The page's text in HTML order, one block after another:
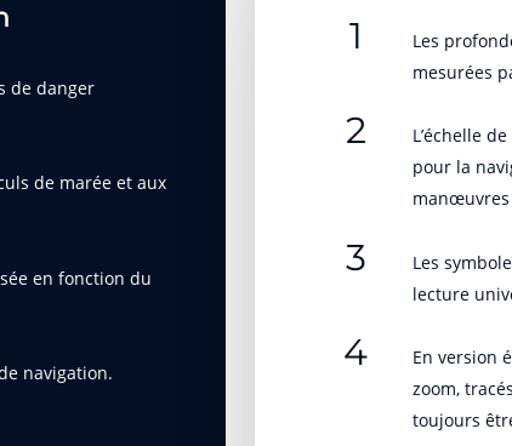
de danger
de marée et aux
en fonction du
navigation.
1
Les
mesurées
2
L’échelle
pour la
3
Les
lecture
4
En version
zoom,
toujours